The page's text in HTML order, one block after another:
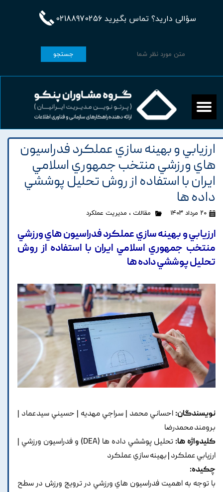
سؤالی دارید؟ تماس بگیرید 02188970256
جستجو
ارزيابي و بهينه سازي عملکرد فدراسيون
هاي ورزشي منتخب جمهوري اسلامي
ايران با استفاده از روش تحليل پوششي
داده ها
۲۰ مرداد ۱۴۰۳ مقالات ، مدیریت عملکرد
ارزيابي و بهينه سازي عملکرد فدراسيون هاي ورزشي
منتخب جمهوري اسلامي ايران با استفاده از روش
تحليل پوششي داده ها
نویسندگان: احساني محمد | سراجي مهديه | حسيني سيدعماد |
برومند محمدرضا
کلیدواژه ها:
تحليل پوششي داده ها (DEA) و فدراسيون ورزشي |
ارزيابي عملکرد | بهينه سازي عملکرد
چکیده:
با توجه به اهميت فدراسيون هاي ورزشي در ترويج ورزش در سطح